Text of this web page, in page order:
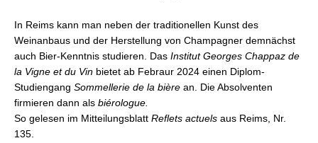
In Reims kann man neben der traditionellen Kunst des
Weinanbaus und der Herstellung von Champagner demnächst
auch Bier-Kenntnis studieren. Das Institut Georges Chappaz de
la Vigne et du Vin bietet ab Febraur 2024 einen Diplom-
Studiengang Sommellerie de la bière an. Die Absolventen
firmieren dann als biérologue.
So gelesen im Mitteilungsblatt Reflets actuels aus Reims, Nr.
135.